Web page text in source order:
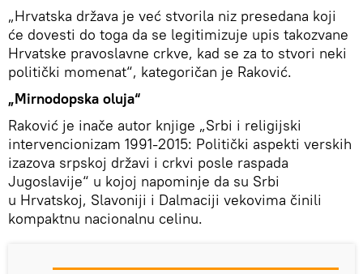
„Hrvatska država je već stvorila niz presedana koji
će dovesti do toga da se legitimizuje upis takozvane
Hrvatske pravoslavne crkve, kad se za to stvori neki
politički momenat“, kategoričan je Raković.
„Mirnodopska oluja“
Raković je inače autor knjige „Srbi i religijski
intervencionizam 1991-2015: Politički aspekti verskih
izazova srpskoj državi i crkvi posle raspada
Jugoslavije“ u kojoj napominje da su Srbi
u Hrvatskoj, Slavoniji i Dalmaciji vekovima činili
kompaktnu nacionalnu celinu.